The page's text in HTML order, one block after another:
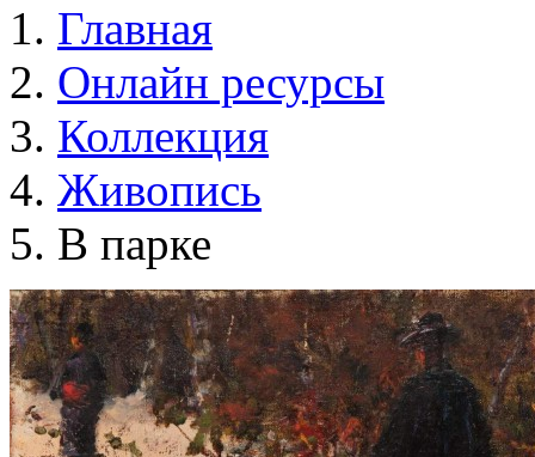
Главная
Онлайн ресурсы
Коллекция
Живопись
В парке